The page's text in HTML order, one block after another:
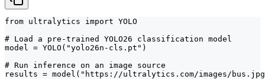
from ultralytics import YOLO
# Load a pre-trained YOLO26 classification model
model = YOLO("yolo26n-cls.pt")
# Run inference on an image source
results = model("https://ultralytics.com/images/